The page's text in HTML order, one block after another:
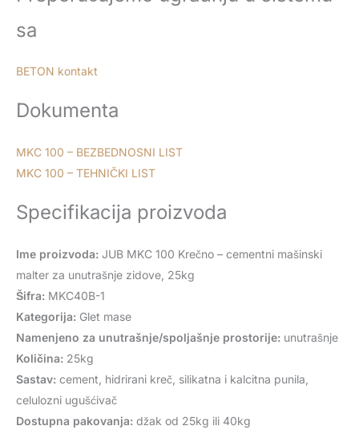
sa
BETON kontakt
Dokumenta
MKC 100 – BEZBEDNOSNI LIST
MKC 100 – TEHNIČKI LIST
Specifikacija proizvoda
Ime proizvoda: JUB MKC 100 Krečno – cementni mašinski
malter za unutrašnje zidove, 25kg
Šifra: MKC40B-1
Kategorija: Glet mase
Namenjeno za unutrašnje/spoljašnje prostorije: unutrašnje
Količina: 25kg
Sastav: cement, hidrirani kreč, silikatna i kalcitna punila,
celulozni ugušćivač
Dostupna pakovanja: džak od 25kg ili 40kg